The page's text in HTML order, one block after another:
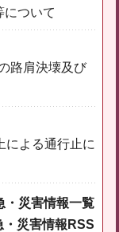
について
路肩決壊及び
による通行止に
・災害情報一覧
・災害情報RSS